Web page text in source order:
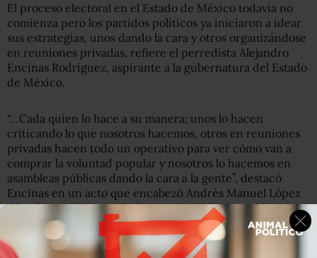
El proceso electoral en el Estado de México todavía no
comienza pero los partidos políticos ya iniciaron a idear
sus estrategias, unos dando la cara y otros organizándose
en reuniones privadas, refiere el perredista Alejandro
Encinas Rodríguez, aspirante a la gubernatura del Estado
de México.
“…Cada quien lo hace a su manera; unos lo hacen
criticando lo que nosotros hacemos, otros en reuniones
privadas hacen todo un operativo para ver cómo van a
comprar la voluntad popular y nosotros lo hacemos en
asambleas públicas dando la cara a la gente”, destacó
Encinas en un acto que encabezó Andrés Manuel López
Obrador en la “segunda Gira por la Lealtad en el Estado
de México”, en el municipio de Luvianos.